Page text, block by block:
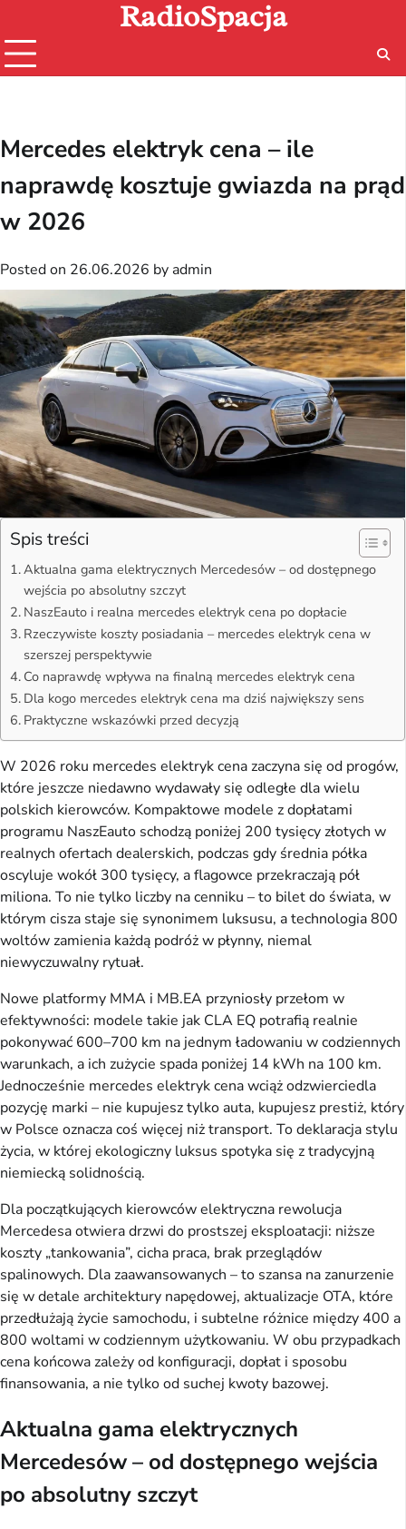
content
RadioSpacja
Mercedes elektryk cena – ile
naprawdę kosztuje gwiazda na prąd
w 2026
Posted on 26.06.2026 by admin
Spis treści
Aktualna gama elektrycznych Mercedesów – od dostępnego
wejścia po absolutny szczyt
NaszEauto i realna mercedes elektryk cena po dopłacie
Rzeczywiste koszty posiadania – mercedes elektryk cena w
szerszej perspektywie
Co naprawdę wpływa na finalną mercedes elektryk cena
Dla kogo mercedes elektryk cena ma dziś największy sens
Praktyczne wskazówki przed decyzją
W 2026 roku mercedes elektryk cena zaczyna się od progów,
które jeszcze niedawno wydawały się odległe dla wielu
polskich kierowców. Kompaktowe modele z dopłatami
programu NaszEauto schodzą poniżej 200 tysięcy złotych w
realnych ofertach dealerskich, podczas gdy średnia półka
oscyluje wokół 300 tysięcy, a flagowce przekraczają pół
miliona. To nie tylko liczby na cenniku – to bilet do świata, w
którym cisza staje się synonimem luksusu, a technologia 800
woltów zamienia każdą podróż w płynny, niemal
niewyczuwalny rytuał.
Nowe platformy MMA i MB.EA przyniosły przełom w
efektywności: modele takie jak CLA EQ potrafią realnie
pokonywać 600–700 km na jednym ładowaniu w codziennych
warunkach, a ich zużycie spada poniżej 14 kWh na 100 km.
Jednocześnie mercedes elektryk cena wciąż odzwierciedla
pozycję marki – nie kupujesz tylko auta, kupujesz prestiż, który
w Polsce oznacza coś więcej niż transport. To deklaracja stylu
życia, w której ekologiczny luksus spotyka się z tradycyjną
niemiecką solidnością.
Dla początkujących kierowców elektryczna rewolucja
Mercedesa otwiera drzwi do prostszej eksploatacji: niższe
koszty „tankowania”, cicha praca, brak przeglądów
spalinowych. Dla zaawansowanych – to szansa na zanurzenie
się w detale architektury napędowej, aktualizacje OTA, które
przedłużają życie samochodu, i subtelne różnice między 400 a
800 woltami w codziennym użytkowaniu. W obu przypadkach
cena końcowa zależy od konfiguracji, dopłat i sposobu
finansowania, a nie tylko od suchej kwoty bazowej.
Aktualna gama elektrycznych
Mercedesów – od dostępnego wejścia
po absolutny szczyt